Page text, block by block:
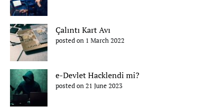
Çalıntı Kart Avı
posted on 1 March 2022
e-Devlet Hacklendi mi?
posted on 21 June 2023